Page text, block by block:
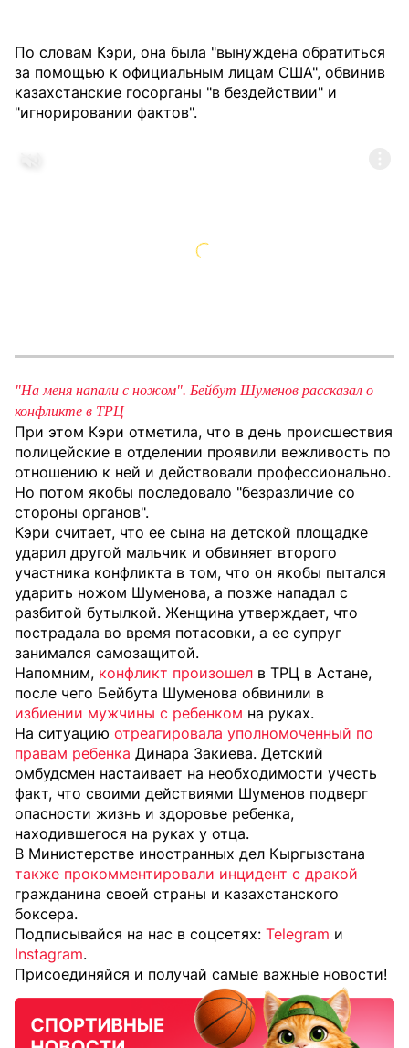
По словам Кэри, она была "вынуждена обратиться
за помощью к официальным лицам США", обвинив
казахстанские госорганы "в бездействии" и
"игнорировании фактов".
"На меня напали с ножом". Бейбут Шуменов рассказал о
конфликте в ТРЦ
При этом Кэри отметила, что в день происшествия
полицейские в отделении проявили вежливость по
отношению к ней и действовали профессионально.
Но потом якобы последовало "безразличие со
стороны органов".
Кэри считает, что ее сына на детской площадке
ударил другой мальчик и обвиняет второго
участника конфликта в том, что он якобы пытался
ударить ножом Шуменова, а позже нападал с
разбитой бутылкой. Женщина утверждает, что
пострадала во время потасовки, а ее супруг
занимался самозащитой.
Напомним, конфликт произошел в ТРЦ в Астане,
после чего Бейбута Шуменова обвинили в
избиении мужчины с ребенком на руках.
На ситуацию отреагировала уполномоченный по
правам ребенка Динара Закиева. Детский
омбудсмен настаивает на необходимости учесть
факт, что своими действиями Шуменов подверг
опасности жизнь и здоровье ребенка,
находившегося на руках у отца.
В Министерстве иностранных дел Кыргызстана
также прокомментировали инцидент с дракой
гражданина своей страны и казахстанского
боксера.
Подписывайся на нас в соцсетях: Telegram и
Instagram.
Присоединяйся и получай самые важные новости!